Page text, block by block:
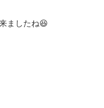
ましたね😆